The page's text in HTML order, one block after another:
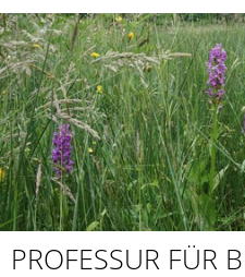
PROFESSUR FÜR